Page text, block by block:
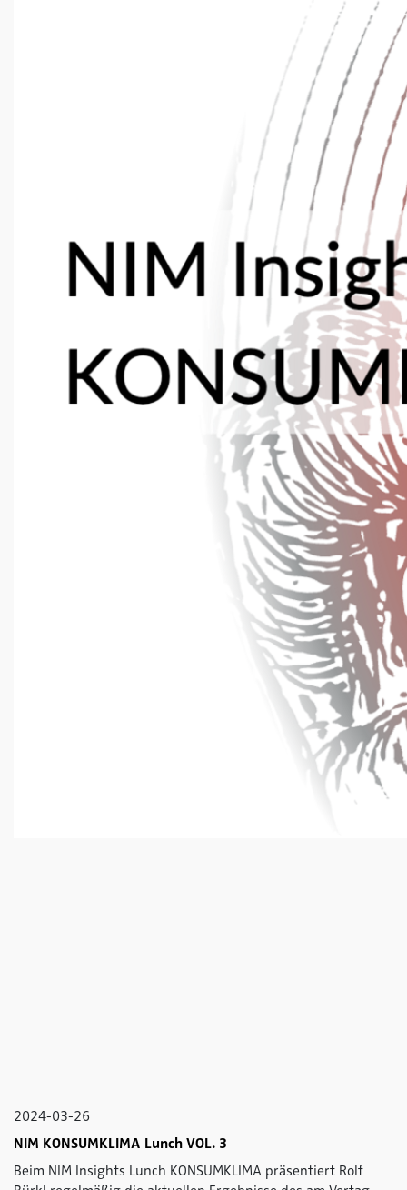
2024-03-26
NIM KONSUMKLIMA Lunch VOL. 3
Beim NIM Insights Lunch KONSUMKLIMA präsentiert Rolf